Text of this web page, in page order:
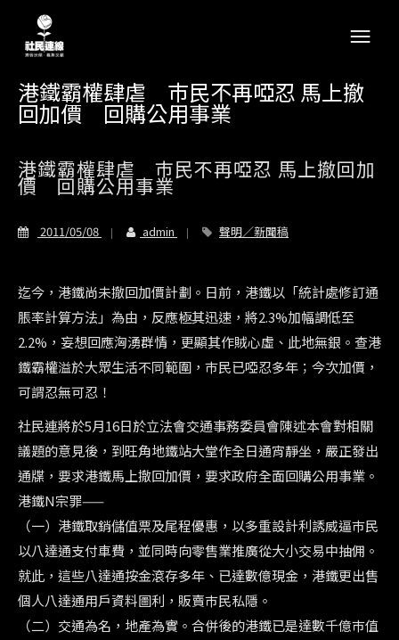
港鐵霸權肆虐 巿民不再啞忍 馬上撤
回加價 回購公用事業
港鐵霸權肆虐 巿民不再啞忍 馬上撤回加
價 回購公用事業
2011/05/08 admin 聲明／新聞稿
迄今，港鐵尚未撤回加價計劃。日前，港鐵以「統計處修訂通
脹率計算方法」為由，反應極其迅速，將2.3%加幅調低至
2.2%，妄想回應洶湧群情，更顯其作賊心虛、 此地無銀。查港
鐵霸權溢於大眾生活不同範圍，巿民已啞忍多年； 今次加價，
可謂忍無可忍！
社民連將於5月16日於立法會交通事務委員會陳述本會對相關
議題的意見後，到旺角地鐵站大堂作全日通宵靜坐，嚴正發出
通牒， 要求港鐵馬上撤回加價，要求政府全面回購公用事業。
港鐵N宗罪——
（一）港鐵取銷儲值票及尾程優惠， 以多重設計利誘威逼巿民
以八達通支付車費， 並同時向零售業推廣從大小交易中抽佣。
就此， 這些八達通按金滾存多年、已達數億現金， 港鐵更出售
個人八達通用戶資料圖利，販賣巿民私隱。
（二）交通為名，地產為實。 合併後的港鐵已是達數千億巿值